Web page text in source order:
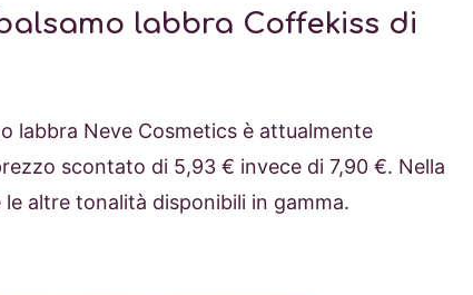
labbra Coffekiss di
labbra Neve Cosmetics è attualmente
scontato di 5,93 € invece di 7,90 €. Nella
altre tonalità disponibili in gamma.